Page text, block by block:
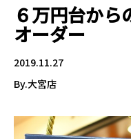
６万円台から
オーダー
2019.11.27
By.大宮店